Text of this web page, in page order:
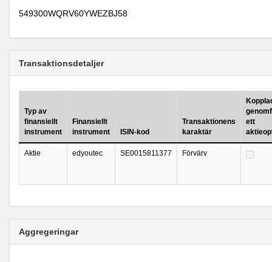
549300WQRV60YWEZBJ58
Transaktionsdetaljer
Typ av
finansiellt
instrument
Finansiellt
instrument
ISIN-kod
Transaktionens
karaktär
ett
Aktie edyoutec SE0015811377 Förvärv
Aggregeringar